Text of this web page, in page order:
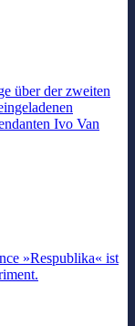
über der zweiten
Ivo Van
»Respublika« ist